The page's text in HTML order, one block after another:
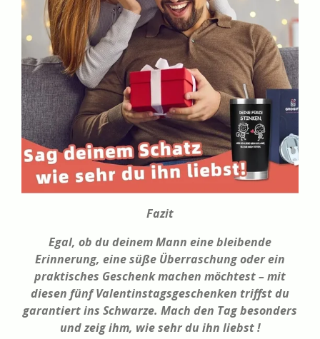
Fazit
Egal, ob du deinem Mann eine bleibende
Erinnerung, eine süße Überraschung oder ein
praktisches Geschenk machen möchtest – mit
diesen fünf Valentinstagsgeschenken triffst du
garantiert ins Schwarze. Mach den Tag besonders
und zeig ihm, wie sehr du ihn liebst !